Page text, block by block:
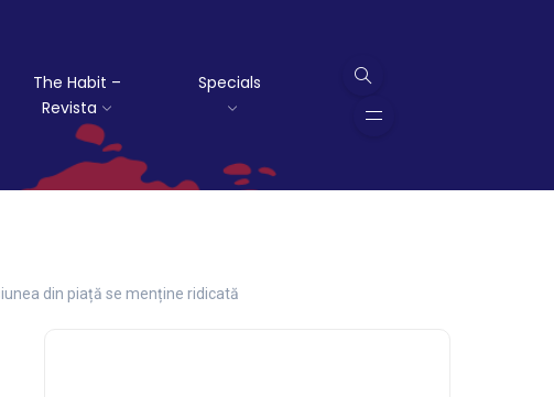
The Habit –
Revista
Specials
din piață se menține ridicată